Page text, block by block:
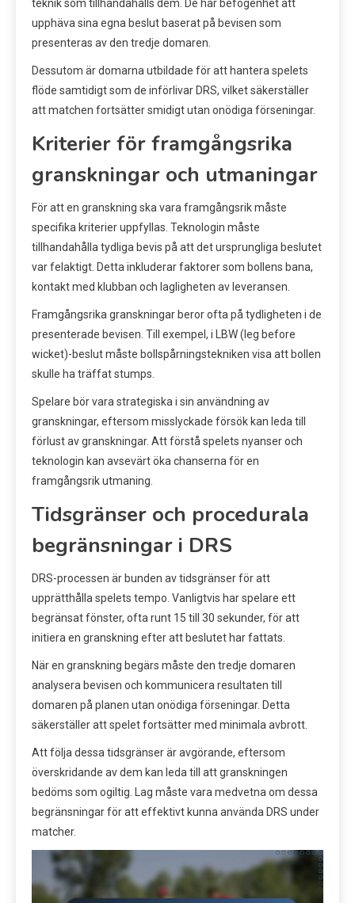
teknik som tillhandahålls dem. De har befogenhet att
upphäva sina egna beslut baserat på bevisen som
presenteras av den tredje domaren.
Dessutom är domarna utbildade för att hantera spelets
flöde samtidigt som de införlivar DRS, vilket säkerställer
att matchen fortsätter smidigt utan onödiga förseningar.
Kriterier för framgångsrika
granskningar och utmaningar
För att en granskning ska vara framgångsrik måste
specifika kriterier uppfyllas. Teknologin måste
tillhandahålla tydliga bevis på att det ursprungliga beslutet
var felaktigt. Detta inkluderar faktorer som bollens bana,
kontakt med klubban och lagligheten av leveransen.
Framgångsrika granskningar beror ofta på tydligheten i de
presenterade bevisen. Till exempel, i LBW (leg before
wicket)-beslut måste bollspårningstekniken visa att bollen
skulle ha träffat stumps.
Spelare bör vara strategiska i sin användning av
granskningar, eftersom misslyckade försök kan leda till
förlust av granskningar. Att förstå spelets nyanser och
teknologin kan avsevärt öka chanserna för en
framgångsrik utmaning.
Tidsgränser och procedurala
begränsningar i DRS
DRS-processen är bunden av tidsgränser för att
upprätthålla spelets tempo. Vanligtvis har spelare ett
begränsat fönster, ofta runt 15 till 30 sekunder, för att
initiera en granskning efter att beslutet har fattats.
När en granskning begärs måste den tredje domaren
analysera bevisen och kommunicera resultaten till
domaren på planen utan onödiga förseningar. Detta
säkerställer att spelet fortsätter med minimala avbrott.
Att följa dessa tidsgränser är avgörande, eftersom
överskridande av dem kan leda till att granskningen
bedöms som ogiltig. Lag måste vara medvetna om dessa
begränsningar för att effektivt kunna använda DRS under
matcher.